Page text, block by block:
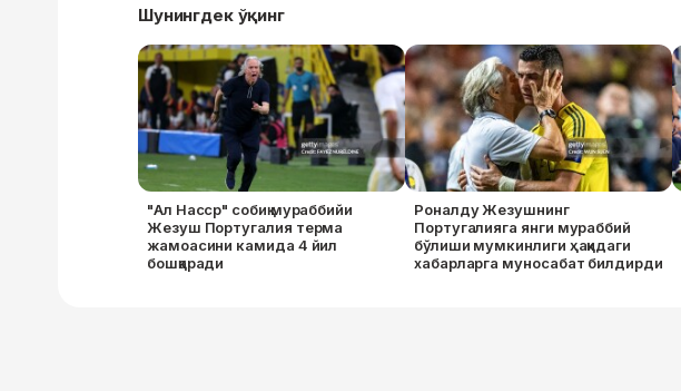
Шунингдек ўқинг
"Ал Насср" собиқ мураббийи
Жезуш Португалия терма
жамоасини камида 4 йил
бошқаради
Роналду Жезушнинг
Португалияга янги мураббий
бўлиши мумкинлиги ҳақидаги
хабарларга муносабат билдирди